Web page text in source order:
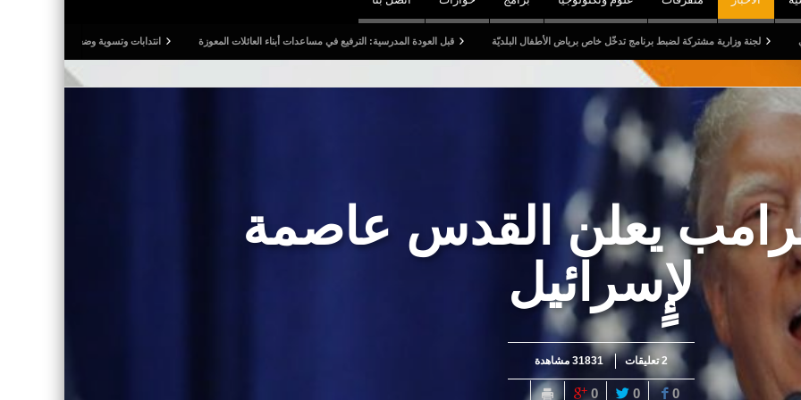
مشتركة لضبط برنامج تدخّل خاص برياض الأطفال البلديّة قبل العودة المدرسية: الترفيع في مساعدات أبناء العائلات المعوزة انتدابات وتسوية وضعيات.. وترفيع في أجور المدرسين
يعلن القدس عاصمة
لإٍسرائيل
2 تعليقات 31831 مشاهدة
0
0
0